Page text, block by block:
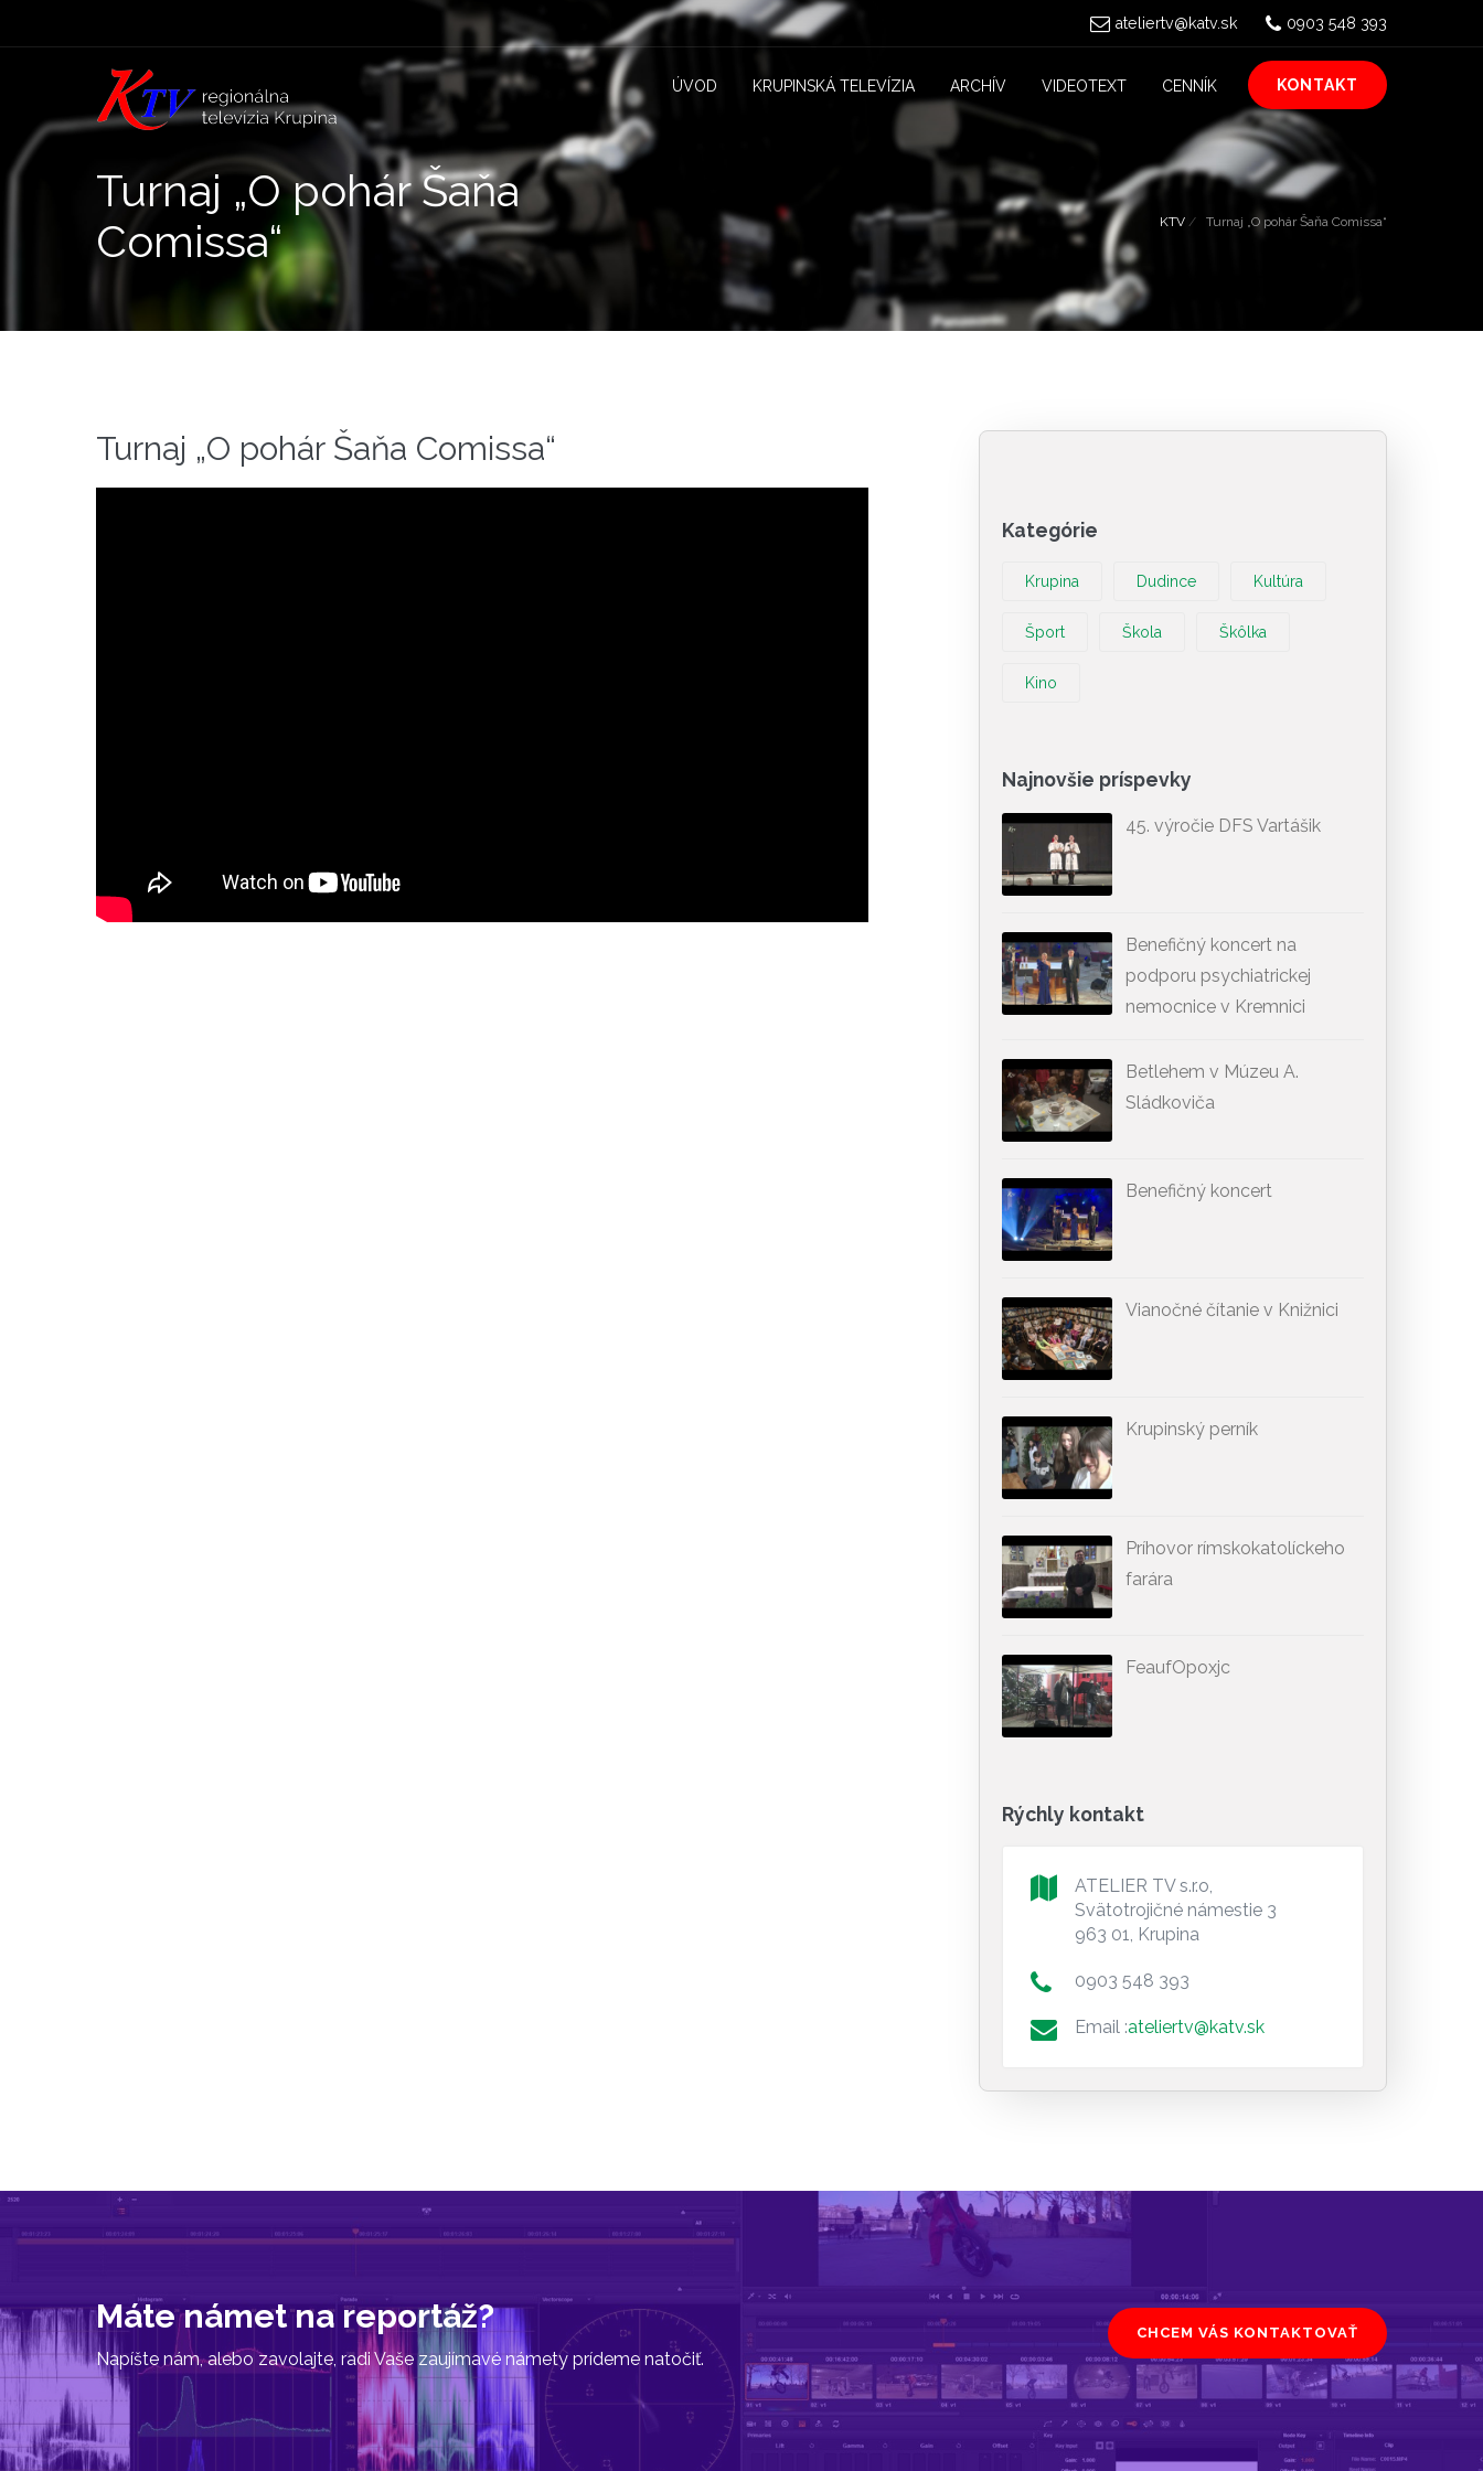
ateliertv@katv.sk 0903 548 393
ÚVOD KRUPINSKÁ TELEVÍZIA ARCHÍV VIDEOTEXT CENNÍK KONTAKT
Turnaj „O pohár Šaňa
Comissa“
KTV Turnaj „O pohár Šaňa Comissa“
Turnaj „O pohár Šaňa Comissa“
Kategórie
Krupina Dudince Kultúra
Šport Škola Škôlka
Kino
Najnovšie príspevky
45. výročie DFS Vartášik
Benefičný koncert na
podporu psychiatrickej
nemocnice v Kremnici
Betlehem v Múzeu A.
Sládkoviča
Benefičný koncert
Vianočné čítanie v Knižnici
Krupinský perník
Príhovor rímskokatolíckeho
farára
FeaufOpoxjc
Rýchly kontakt
ATELIER TV s.r.o,
Svätotrojičné námestie 3
963 01, Krupina
0903 548 393
Email :ateliertv@katv.sk
Máte námet na reportáž?
Napíšte nám, alebo zavolajte, radi Vaše zaujímavé námety prídeme natočiť.
CHCEM VÁS KONTAKTOVAŤ